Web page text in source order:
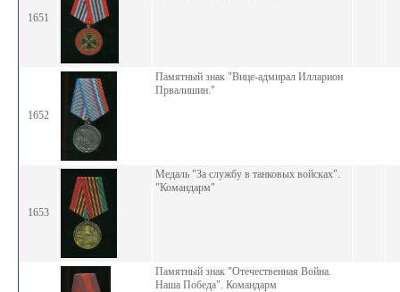
1651
1652
Памятный знак "Вице-адмирал Илларион
Првалишин."
1653
Медаль "За службу в танковых войсках".
"Командарм"
Памятный знак "Отечественная Война.
Наша Победа". Командарм